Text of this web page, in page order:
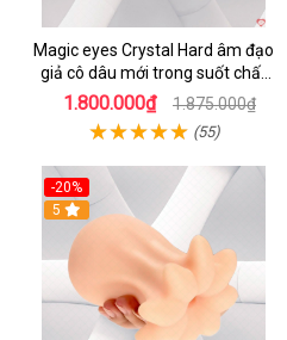
Magic eyes Crystal Hard âm đạo
giả cô dâu mới trong suốt chất
liệu TPE mềm mại kích thích
1.800.000₫ 1.875.000₫
(55)
-20%
5